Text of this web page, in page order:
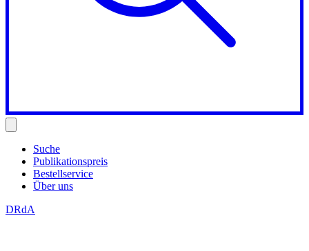
Suche
Publikationspreis
Bestellservice
Über uns
DRdA